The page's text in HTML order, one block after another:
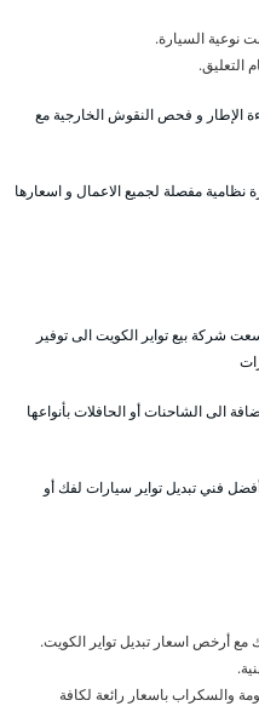
نوعية السيارة.
التعليق.
الإطار و فحص النقوش الخارجية مع
نظامية مفصلة لجميع الاعمال و اسعارها
شركة بيع تواير الكويت الى توفير
الى الشاحنات أو الحافلات بأنواعها
فني تبديل تواير سيارات لفك أو
مع أرخص اسعار تبديل تواير الكويت.
والسكراب باسعار رائعة لكافة